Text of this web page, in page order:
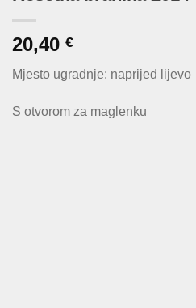
20,40 €
Mjesto ugradnje: naprijed lijevo
S otvorom za maglenku